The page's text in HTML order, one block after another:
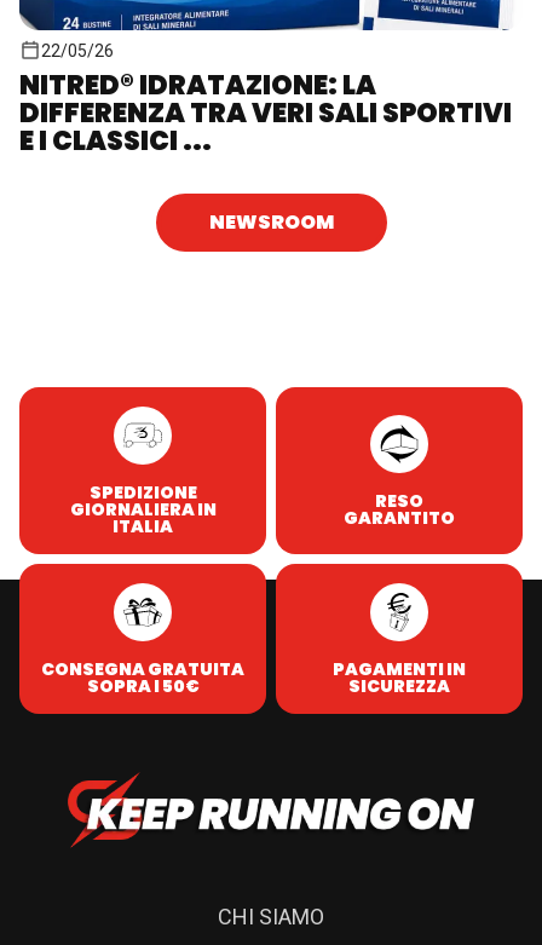
22/05/26
NITRED® IDRATAZIONE: LA
DIFFERENZA TRA VERI SALI SPORTIVI
E I CLASSICI ...
NEWSROOM
SPEDIZIONE
GIORNALIERA IN
ITALIA
RESO
GARANTITO
CONSEGNA GRATUITA
SOPRA I 50€
PAGAMENTI IN
SICUREZZA
CHI SIAMO